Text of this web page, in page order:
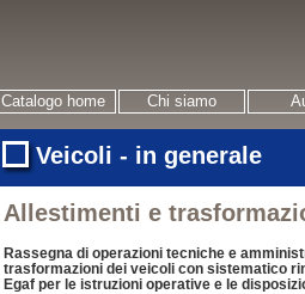
Catalogo home Chi siamo
Veicoli - in generale
Allestimenti e
Rassegna di operazioni tecniche e
trasformazioni dei veicoli con sistematico
Egaf per le istruzioni operative e le